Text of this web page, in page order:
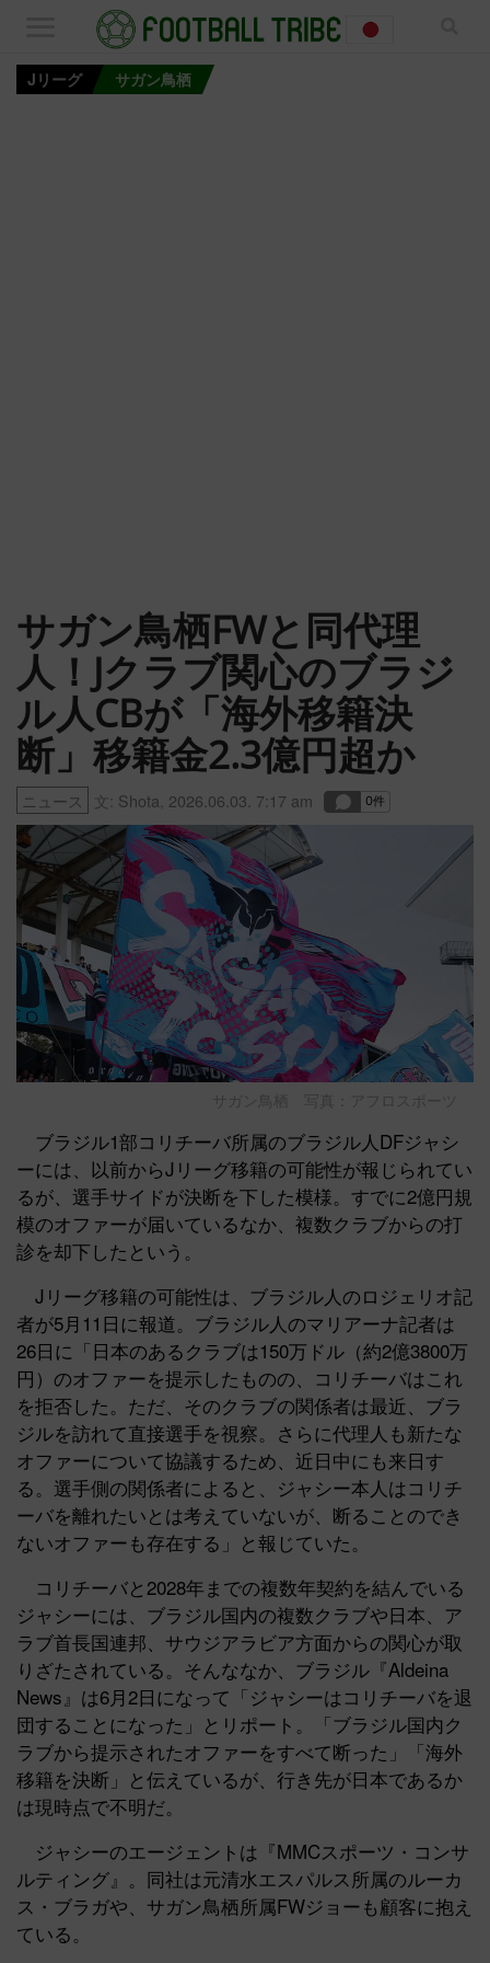
Jリーグ サガン鳥栖
サガン鳥栖FWと同代理
人！Jクラブ関心のブラジ
ル人CBが「海外移籍決
断」移籍金2.3億円超か
ニュース 文: Shota 2026.06.03. 7:17 am
サガン鳥栖 写真：アフロスポーツ
ブラジル1部コリチーバ所属のブラジル人DFジャシ
ーには、以前からJリーグ移籍の可能性が報じられてい
るが、選手サイドが決断を下した模様。すでに2億円規
模のオファーが届いているなか、複数クラブからの打
診を却下したという。
Jリーグ移籍の可能性は、ブラジル人のロジェリオ記
者が5月11日に報道。ブラジル人のマリアーナ記者は
26日に「日本のあるクラブは150万ドル（約2億3800万
円）のオファーを提示したものの、コリチーバはこれ
を拒否した。ただ、そのクラブの関係者は最近、ブラ
ジルを訪れて直接選手を視察。さらに代理人も新たな
オファーについて協議するため、近日中にも来日す
る。選手側の関係者によると、ジャシー本人はコリチ
ーバを離れたいとは考えていないが、断ることのでき
ないオファーも存在する」と報じていた。
コリチーバと2028年までの複数年契約を結んでいる
ジャシーには、ブラジル国内の複数クラブや日本、ア
ラブ首長国連邦、サウジアラビア方面からの関心が取
りざたされている。そんななか、ブラジル『Aldeina
News』は6月2日になって「ジャシーはコリチーバを退
団することになった」とリポート。「ブラジル国内ク
ラブから提示されたオファーをすべて断った」「海外
移籍を決断」と伝えているが、行き先が日本であるか
は現時点で不明だ。
ジャシーのエージェントは『MMCスポーツ・コンサ
ルティング』。同社は元清水エスパルス所属のルーカ
ス・ブラガや、サガン鳥栖所属FWジョーも顧客に抱え
ている。